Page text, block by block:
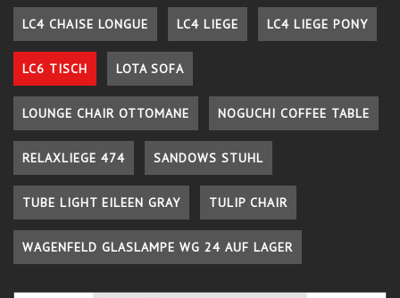
LC4 CHAISE LONGUE LC4 LIEGE LC4 LIEGE PONY
LC6 TISCH LOTA SOFA
LOUNGE CHAIR OTTOMANE NOGUCHI COFFEE TABLE
RELAXLIEGE 474 SANDOWS STUHL
TUBE LIGHT EILEEN GRAY TULIP CHAIR
WAGENFELD GLASLAMPE WG 24 AUF LAGER